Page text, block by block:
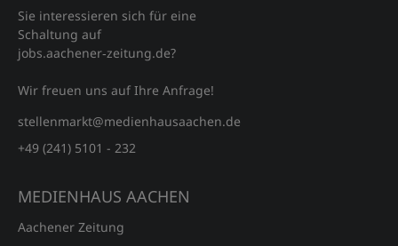
Sie interessieren sich für eine
Schaltung auf
jobs.aachener‑zeitung.de?
Wir freuen uns auf Ihre Anfrage!
stellenmarkt@medienhausaachen.de
+49 (241) 5101 - 232
MEDIENHAUS AACHEN
Aachener Zeitung